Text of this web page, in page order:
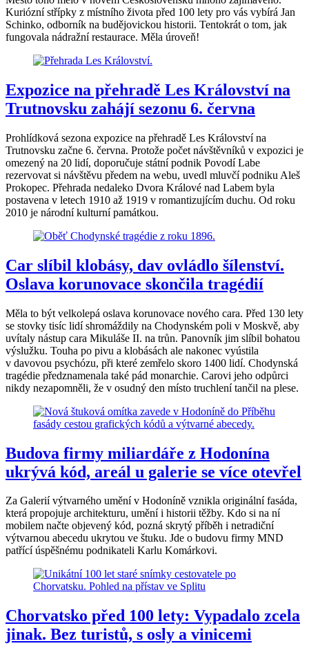
Kuriózní střípky z místního života před 100 lety pro vás vybírá Jan
Schinko, odborník na budějovickou historii. Tentokrát o tom, jak
fungovala nádražní restaurace. Měla úroveň!
Expozice na přehradě Les Království na
Trutnovsku zahájí sezonu 6. června
Prohlídková sezona expozice na přehradě Les Království na
Trutnovsku začne 6. června. Protože počet návštěvníků v expozici je
omezený na 20 lidí, doporučuje státní podnik Povodí Labe
rezervovat si návštěvu předem na webu, uvedl mluvčí podniku Aleš
Prokopec. Přehrada nedaleko Dvora Králové nad Labem byla
postavena v letech 1910 až 1919 v romantizujícím duchu. Od roku
2010 je národní kulturní památkou.
Car slíbil klobásy, dav ovládlo šílenství.
Oslava korunovace skončila tragédií
Měla to být velkolepá oslava korunovace nového cara. Před 130 lety
se stovky tisíc lidí shromáždily na Chodynském poli v Moskvě, aby
uvítaly nástup cara Mikuláše II. na trůn. Panovník jim slíbil bohatou
výslužku. Touha po pivu a klobásách ale nakonec vyústila
v davovou psychózu, při které zemřelo skoro 1400 lidí. Chodynská
tragédie předznamenala také pád monarchie. Carovi jeho odpůrci
nikdy nezapomněli, že v osudný den místo truchlení tančil na plese.
Budova firmy miliardáře z Hodonína
ukrývá kód, areál u galerie se více otevřel
Za Galerií výtvarného umění v Hodoníně vznikla originální fasáda,
která propojuje architekturu, umění i historii těžby. Kdo si na ní
mobilem načte objevený kód, pozná skrytý příběh i netradiční
výtvarnou abecedu ukrytou ve štuku. Jde o budovu firmy MND
patřící úspěšnému podnikateli Karlu Komárkovi.
Chorvatsko před 100 lety: Vypadalo zcela
jinak. Bez turistů, s osly a vinicemi